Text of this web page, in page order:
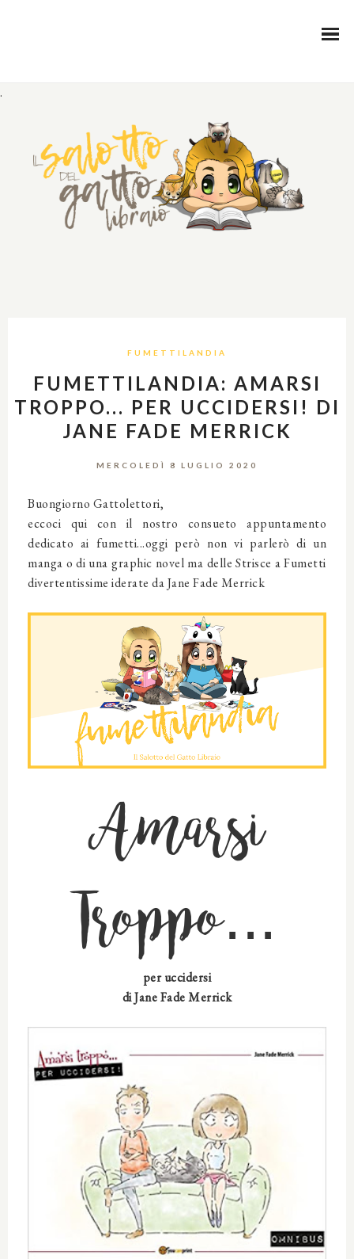
.
FUMETTILANDIA
FUMETTILANDIA: AMARSI
TROPPO... PER UCCIDERSI! DI
JANE FADE MERRICK
MERCOLEDÌ 8 LUGLIO 2020
Buongiorno Gattolettori,
eccoci qui con il nostro consueto appuntamento
dedicato ai fumetti...oggi però non vi parlerò di un
manga o di una graphic novel ma delle Strisce a Fumetti
divertentissime iderate da Jane Fade Merrick
Amarsi
Troppo...
per uccidersi
di Jane Fade Merrick